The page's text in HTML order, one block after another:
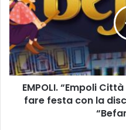
O
L
.
“
E
EMPOLI. “Empoli
fare festa con la